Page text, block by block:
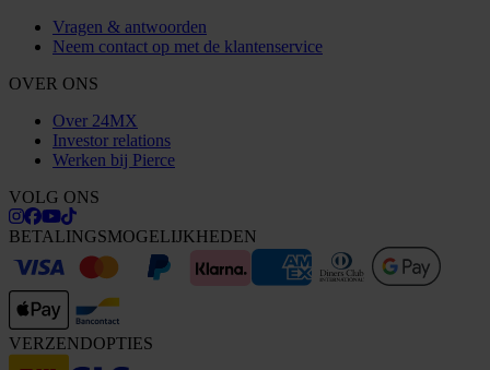
Vragen & antwoorden
Neem contact op met de klantenservice
OVER ONS
Over 24MX
Investor relations
Werken bij Pierce
VOLG ONS
BETALINGSMOGELIJKHEDEN
VERZENDOPTIES